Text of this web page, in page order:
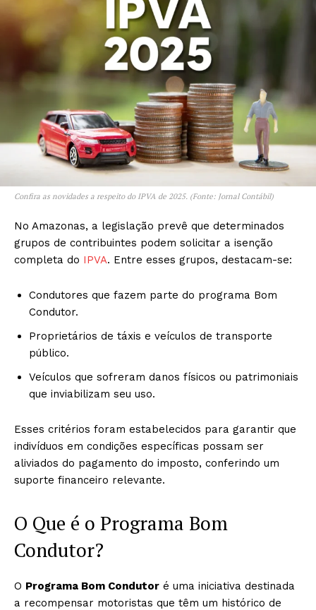
Confira as novidades a respeito do IPVA de 2025. (Fonte: Jornal Contábil)
No Amazonas, a legislação prevê que determinados
grupos de contribuintes podem solicitar a isenção
completa do IPVA. Entre esses grupos, destacam-se:
Condutores que fazem parte do programa Bom
Condutor.
Proprietários de táxis e veículos de transporte
público.
Veículos que sofreram danos físicos ou patrimoniais
que inviabilizam seu uso.
Esses critérios foram estabelecidos para garantir que
indivíduos em condições específicas possam ser
aliviados do pagamento do imposto, conferindo um
suporte financeiro relevante.
O Que é o Programa Bom
Condutor?
O Programa Bom Condutor é uma iniciativa destinada
a recompensar motoristas que têm um histórico de